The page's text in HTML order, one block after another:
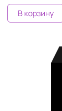
В корзину